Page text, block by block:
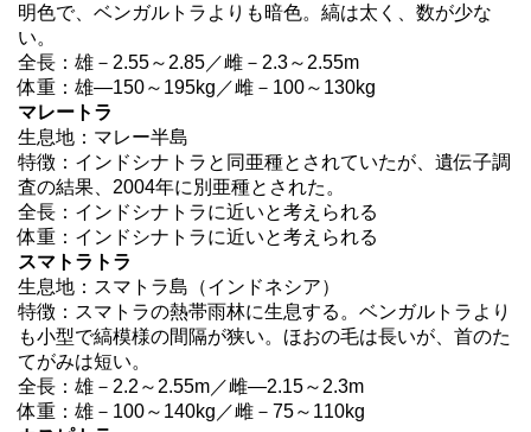
明色で、ベンガルトラよりも暗色。縞は太く、数が少な
い。
全長：雄－2.55～2.85／雌－2.3～2.55m
体重：雄―150～195kg／雌－100～130kg
マレートラ
生息地：マレー半島
特徴：インドシナトラと同亜種とされていたが、遺伝子調
査の結果、2004年に別亜種とされた。
全長：インドシナトラに近いと考えられる
体重：インドシナトラに近いと考えられる
スマトラトラ
生息地：スマトラ島（インドネシア）
特徴：スマトラの熱帯雨林に生息する。ベンガルトラより
も小型で縞模様の間隔が狭い。ほおの毛は長いが、首のた
てがみは短い。
全長：雄－2.2～2.55m／雌―2.15～2.3m
体重：雄－100～140kg／雌－75～110kg